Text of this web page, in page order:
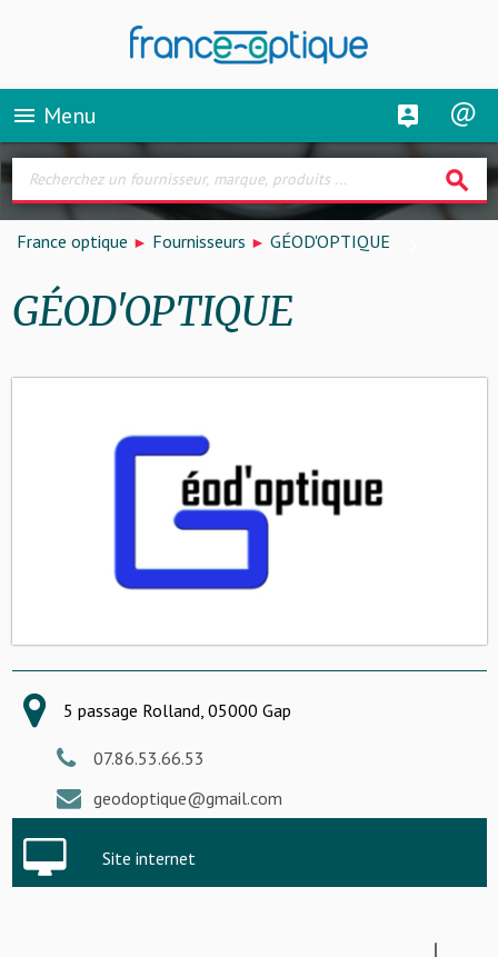
menu Menu
search
France optique Fournisseurs GÉOD'OPTIQUE
GÉOD'OPTIQUE
5 passage Rolland, 05000 Gap
07.86.53.66.53
geodoptique@gmail.com
Site internet